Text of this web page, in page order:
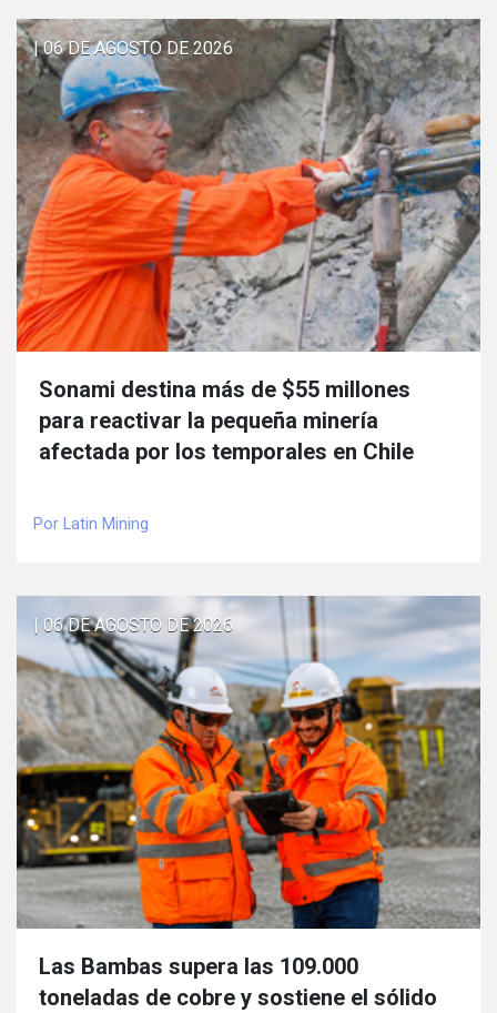
| 06 DE AGOSTO DE 2026
Sonami destina más de $55 millones
para reactivar la pequeña minería
afectada por los temporales en Chile
Por Latin Mining
| 06 DE AGOSTO DE 2026
Las Bambas supera las 109.000
toneladas de cobre y sostiene el sólido